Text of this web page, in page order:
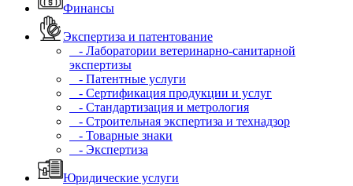
Финансы
Экспертиза и патентование
- Лаборатории ветеринарно-санитарной
экспертизы
- Патентные услуги
- Сертификация продукции и услуг
- Стандартизация и метрология
- Строительная экспертиза и технадзор
- Товарные знаки
- Экспертиза
Юридические услуги